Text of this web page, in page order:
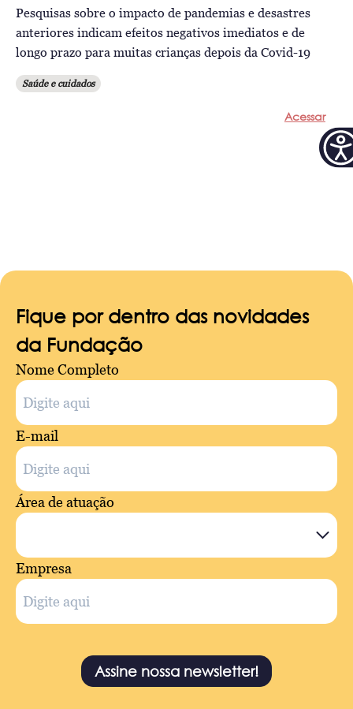
Pesquisas sobre o impacto de pandemias e desastres
anteriores indicam efeitos negativos imediatos e de
longo prazo para muitas crianças depois da Covid-19
Saúde e cuidados
Acessar
Fique por dentro das novidades
da Fundação
Nome Completo
E-mail
Área de atuação
Empresa
Assine nossa newsletter!